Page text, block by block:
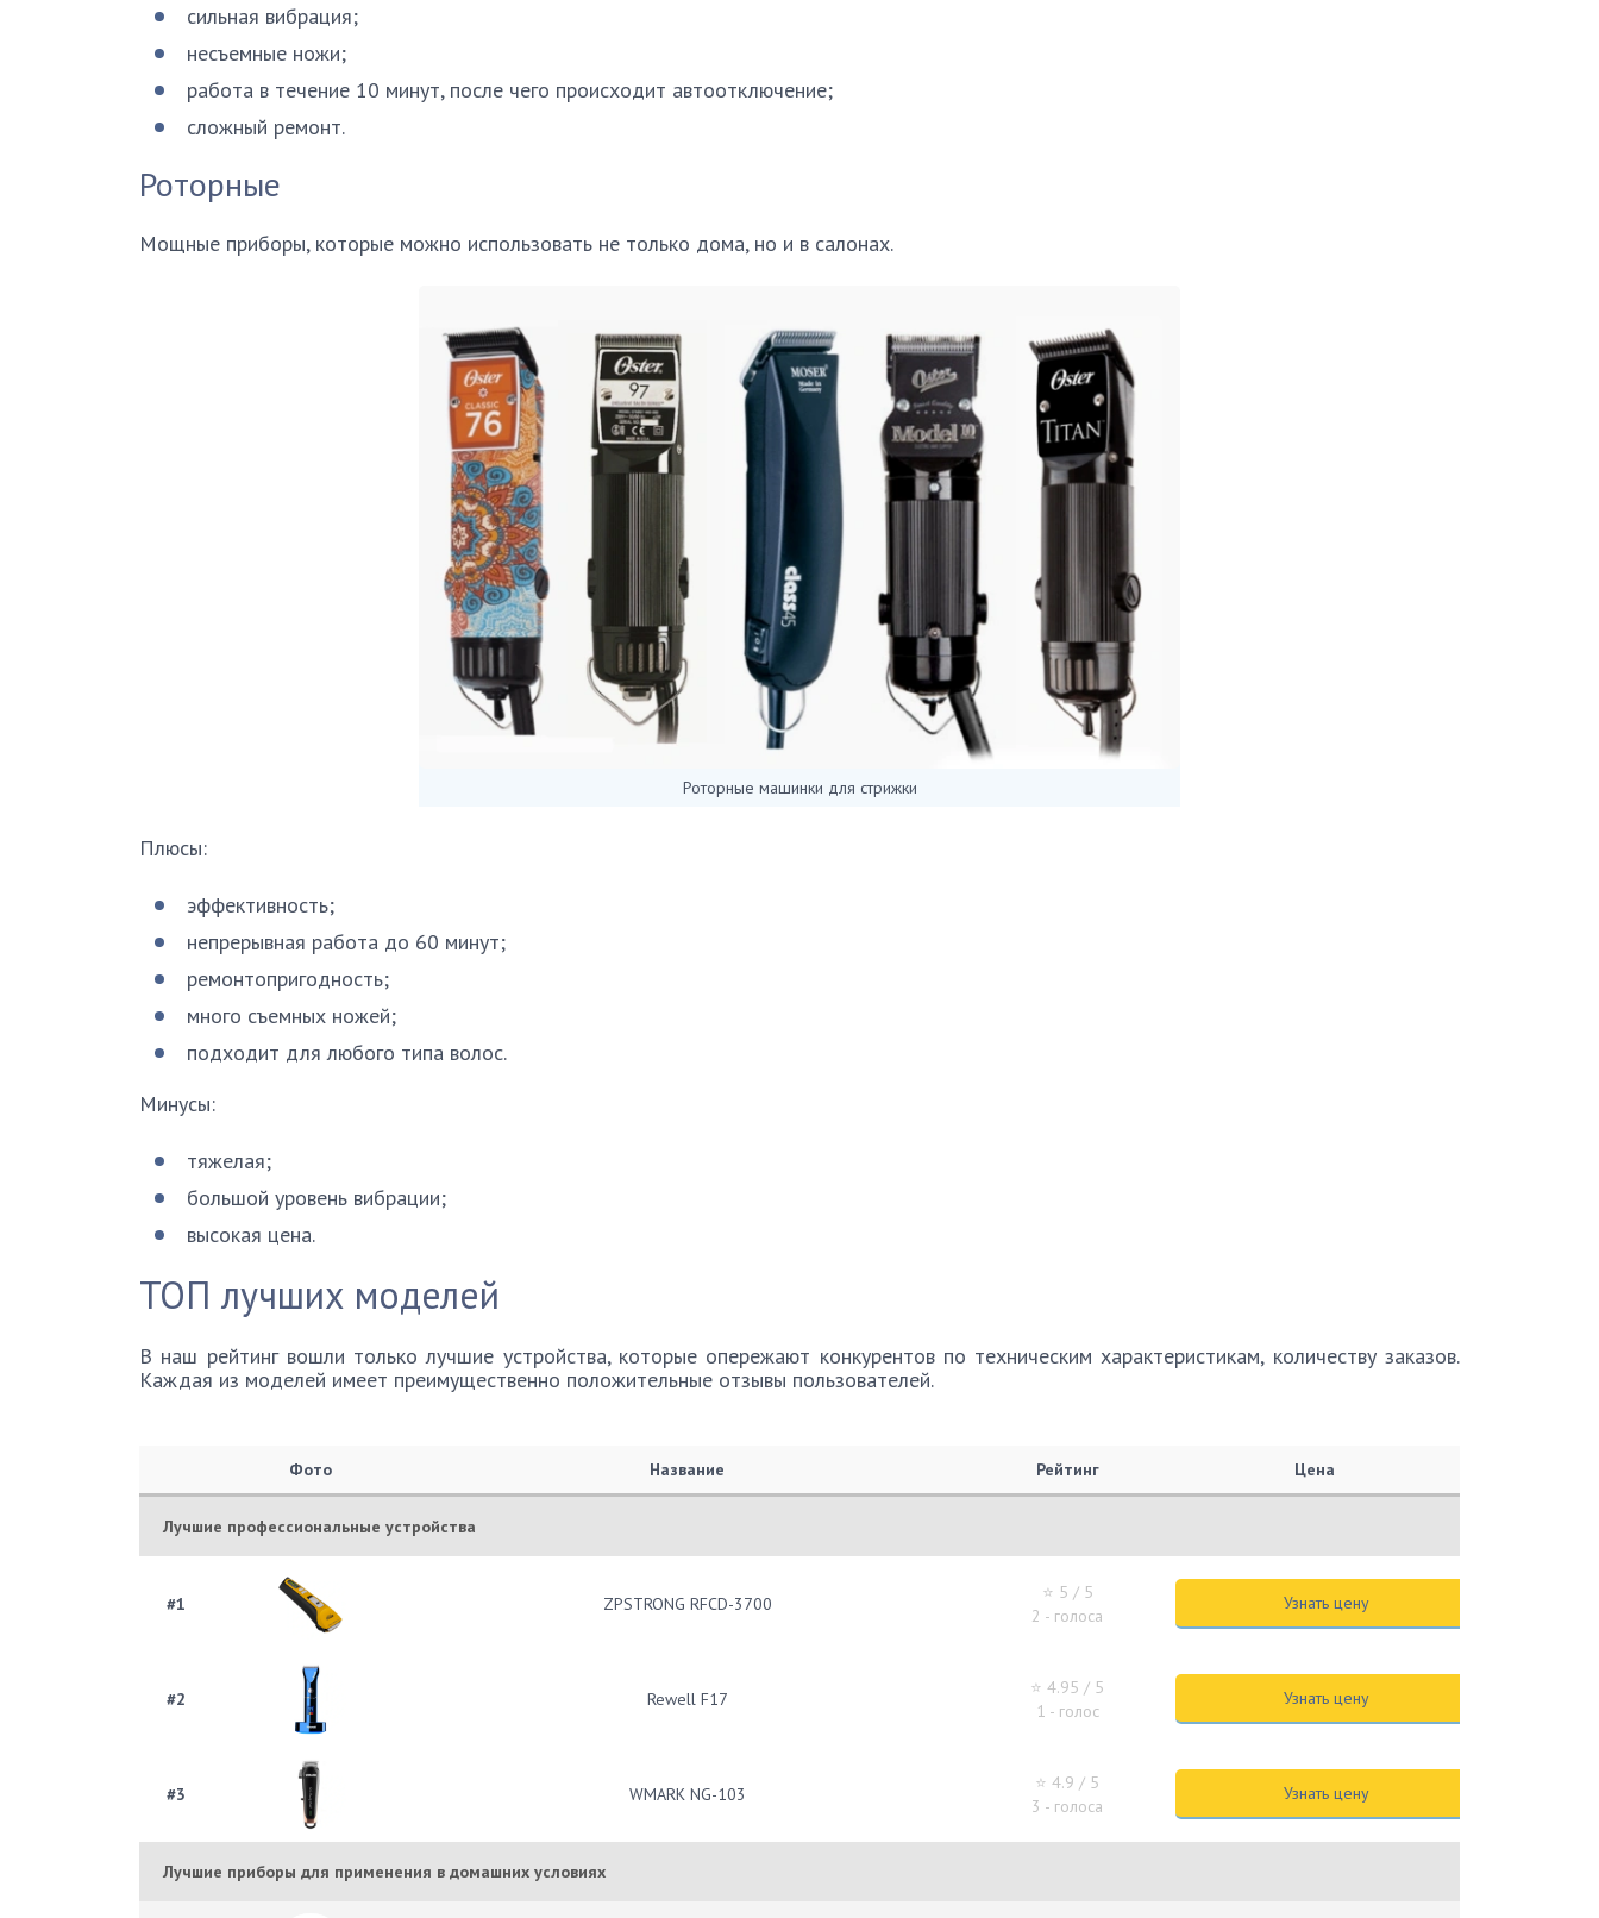
сильная вибрация;
несъемные ножи;
работа в течение 10 минут, после чего происходит автоотключение;
сложный ремонт.
Роторные
Мощные приборы, которые можно использовать не только дома, но и в салонах.
Роторные машинки для стрижки
Плюсы:
эффективность;
непрерывная работа до 60 минут;
ремонтопригодность;
много съемных ножей;
подходит для любого типа волос.
Минусы:
тяжелая;
большой уровень вибрации;
высокая цена.
ТОП лучших моделей
В наш рейтинг вошли только лучшие устройства, которые опережают конкурентов по техническим характеристикам, количеству заказов.
Каждая из моделей имеет преимущественно положительные отзывы пользователей.
Фото Название Рейтинг Цена
Лучшие профессиональные устройства
#1 ZPSTRONG RFCD-3700
⭐ 5 / 5
2 - голоса
Узнать цену
#2 Rewell F17
⭐ 4.95 / 5
1 - голос
Узнать цену
#3 WMARK NG-103
⭐ 4.9 / 5
3 - голоса
Узнать цену
Лучшие приборы для применения в домашних условиях